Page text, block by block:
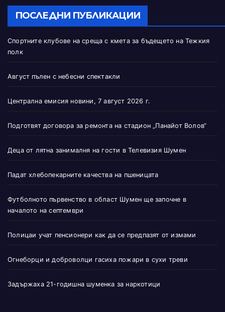
ПОСЛЕДНИ ПУБЛИКАЦИИ
Спортните клубове на среща с кмета за бъдещето на Тежкия
полк
Август пълен с небесни спектакли
Централна емисия новини, 7 август 2026 г.
Подготвят договора за ремонта на стадион „Панайот Волов“
Деца от лятна занималня на гости в Телевизия Шумен
Падат хлебопекарните качества на пшеницата
Футболното първенство в област Шумен ще започне в
началото на септември
Полицаи учат пенсионери как да се предпазят от измами
Огнеборци и доброволци гасиха пожари в сухи треви
Задържаха 21-годишна шуменка за наркотици